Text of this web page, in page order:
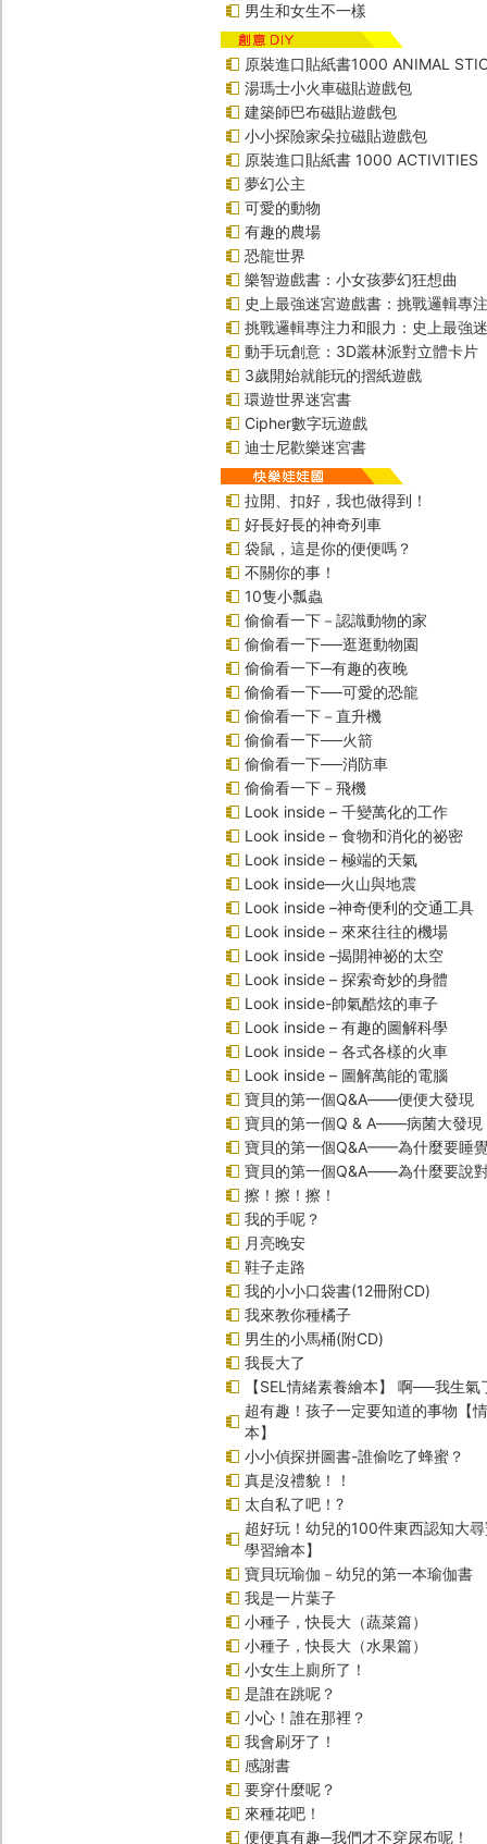
男生和女生不一樣
原裝進口貼紙書1000 ANIMAL
湯瑪士小火車磁貼遊戲包
建築師巴布磁貼遊戲包
小小探險家朵拉磁貼遊戲包
原裝進口貼紙書 1000 ACTIVITIES
夢幻公主
可愛的動物
有趣的農場
恐龍世界
樂智遊戲書：小女孩夢幻狂想曲
史上最強迷宮遊戲書：挑戰邏輯專
挑戰邏輯專注力和眼力：史上最強
動手玩創意：3D叢林派對立體卡片
3歲開始就能玩的摺紙遊戲
環遊世界迷宮書
Cipher數字玩遊戲
迪士尼歡樂迷宮書
拉開、扣好，我也做得到！
好長好長的神奇列車
袋鼠，這是你的便便嗎？
不關你的事！
10隻小瓢蟲
偷偷看一下－認識動物的家
偷偷看一下──逛逛動物園
偷偷看一下─有趣的夜晚
偷偷看一下──可愛的恐龍
偷偷看一下－直升機
偷偷看一下──火箭
偷偷看一下──消防車
偷偷看一下－飛機
Look inside – 千變萬化的工作
Look inside – 食物和消化的祕密
Look inside – 極端的天氣
Look inside—火山與地震
Look inside –神奇便利的交通工具
Look inside – 來來往往的機場
Look inside –揭開神祕的太空
Look inside – 探索奇妙的身體
Look inside-帥氣酷炫的車子
Look inside – 有趣的圖解科學
Look inside – 各式各樣的火車
Look inside – 圖解萬能的電腦
寶貝的第一個Q&A――便便大發現
寶貝的第一個Q & A――病菌大發現
寶貝的第一個Q&A——為什麼要睡
寶貝的第一個Q&A――為什麼要說
擦！擦！擦！
我的手呢？
月亮晚安
鞋子走路
我的小小口袋書(12冊附CD)
我來教你種橘子
男生的小馬桶(附CD)
我長大了
【SEL情緒素養繪本】 啊──我生氣
超有趣！孩子一定要知道的事物【
本】
小小偵探拼圖書-誰偷吃了蜂蜜？
真是沒禮貌！！
太自私了吧！?
超好玩！幼兒的100件東西認知大
學習繪本】
寶貝玩瑜伽－幼兒的第一本瑜伽書
我是一片葉子
小種子，快長大（蔬菜篇）
小種子，快長大（水果篇）
小女生上廁所了！
是誰在跳呢？
小心！誰在那裡？
我會刷牙了！
感謝書
要穿什麼呢？
來種花吧！
便便真有趣─我們才不穿尿布呢！